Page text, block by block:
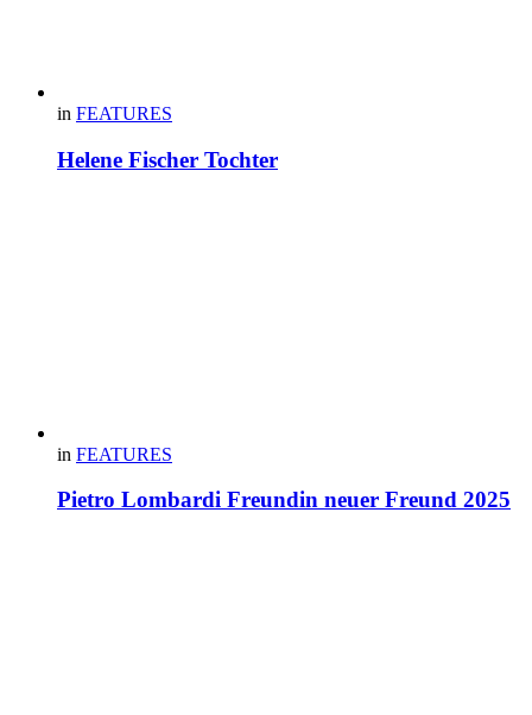
in FEATURES
Helene Fischer Tochter
in FEATURES
Pietro Lombardi Freundin neuer Freund 2025